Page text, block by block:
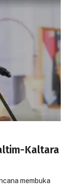
Kaltara
membuka